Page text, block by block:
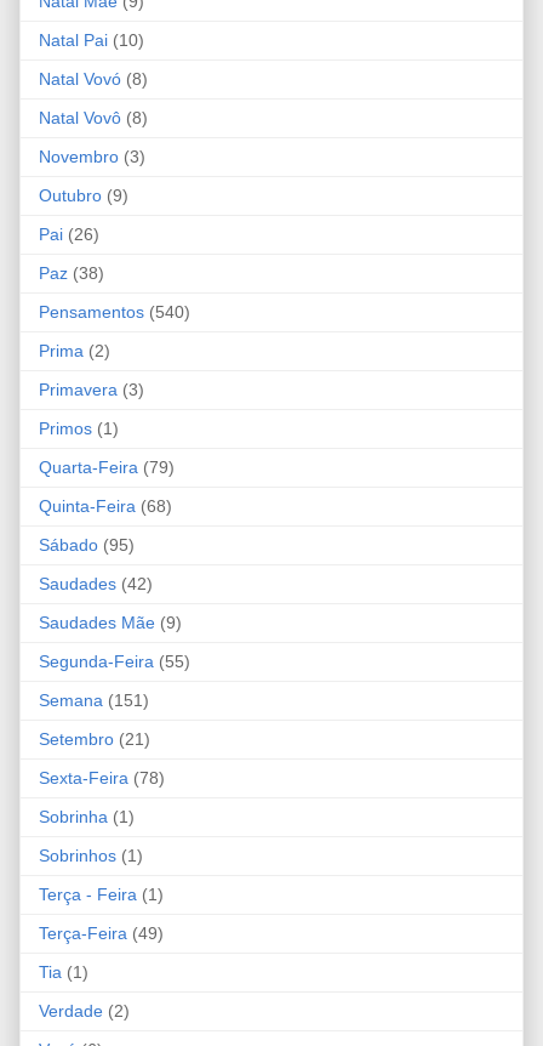
Natal Pai (10)
Natal Vovó (8)
Natal Vovô (8)
Novembro (3)
Outubro (9)
Pai (26)
Paz (38)
Pensamentos (540)
Prima (2)
Primavera (3)
Primos (1)
Quarta-Feira (79)
Quinta-Feira (68)
Sábado (95)
Saudades (42)
Saudades Mãe (9)
Segunda-Feira (55)
Semana (151)
Setembro (21)
Sexta-Feira (78)
Sobrinha (1)
Sobrinhos (1)
Terça - Feira (1)
Terça-Feira (49)
Tia (1)
Verdade (2)